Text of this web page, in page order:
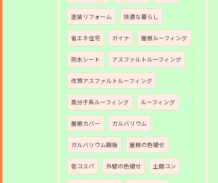
塗装リフォーム 快適な暮らし
省エネ住宅 ガイナ 屋根ルーフィング
防水シート アスファルトルーフィング
改質アスファルトルーフィング
高分子系ルーフィング ルーフィング
屋根カバー ガルバリウム
ガルバリウム銅板 屋根の色褪せ
低コスパ 外壁の色褪せ 土間コン